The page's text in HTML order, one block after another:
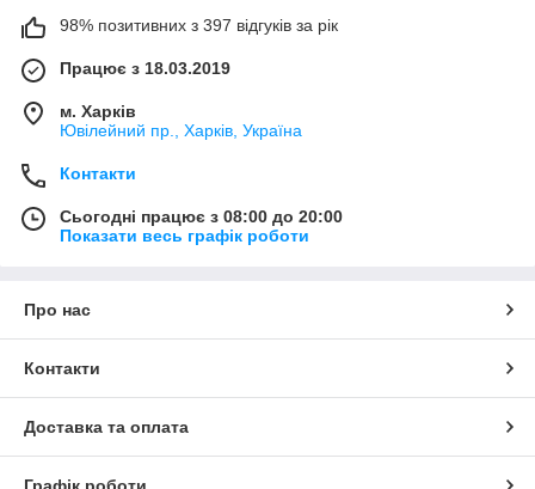
98% позитивних з 397 відгуків за рік
Працює з 18.03.2019
м. Харків
Ювілейний пр., Харків, Україна
Контакти
Сьогодні працює з 08:00 до 20:00
Показати весь графік роботи
Про нас
Контакти
Доставка та оплата